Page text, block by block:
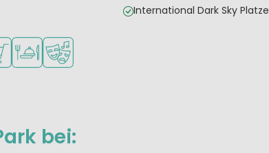
International Dark Sky Platze
Laden
Restaurant oder Pizzeria
Animationsteam
bei: